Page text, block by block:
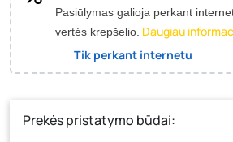
Pasiūlymas galioja perkant
vertės krepšelio. Daugiau
Tik perkant internetu
Prekės pristatymo būdai: